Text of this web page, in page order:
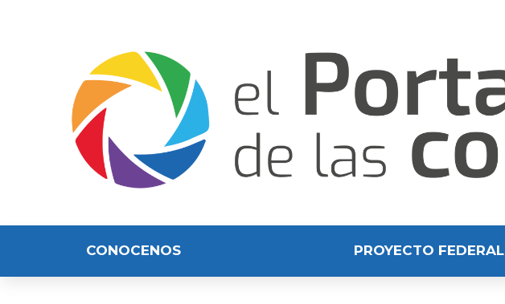
CONOCENOS PROYECTO FEDERAL